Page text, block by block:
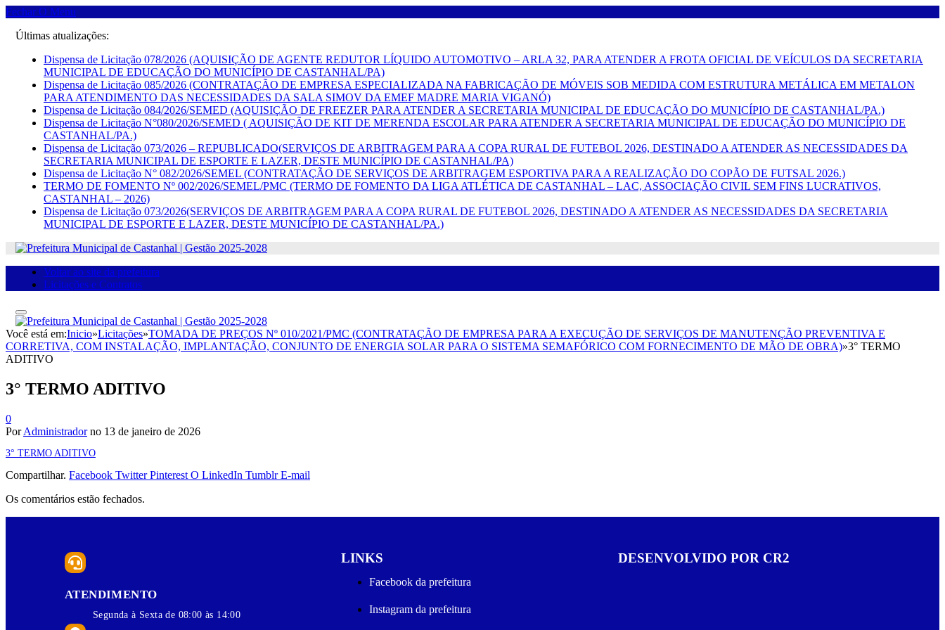
Fechar O Menu
Últimas atualizações:
Dispensa de Licitação 078/2026 (AQUISIÇÃO DE AGENTE REDUTOR LÍQUIDO AUTOMOTIVO – ARLA 32, PARA ATENDER A FROTA OFICIAL DE VEÍCULOS DA SECRETARIA
MUNICIPAL DE EDUCAÇÃO DO MUNICÍPIO DE CASTANHAL/PA)
Dispensa de Licitação 085/2026 (CONTRATAÇÃO DE EMPRESA ESPECIALIZADA NA FABRICAÇÃO DE MÓVEIS SOB MEDIDA COM ESTRUTURA METÁLICA EM METALON
PARA ATENDIMENTO DAS NECESSIDADES DA SALA SIMOV DA EMEF MADRE MARIA VIGANÓ)
Dispensa de Licitação 084/2026/SEMED (AQUISIÇÃO DE FREEZER PARA ATENDER A SECRETARIA MUNICIPAL DE EDUCAÇÃO DO MUNICÍPIO DE CASTANHAL/PA.)
Dispensa de Licitação N°080/2026/SEMED ( AQUISIÇÃO DE KIT DE MERENDA ESCOLAR PARA ATENDER A SECRETARIA MUNICIPAL DE EDUCAÇÃO DO MUNICÍPIO DE
CASTANHAL/PA.)
Dispensa de Licitação 073/2026 – REPUBLICADO(SERVIÇOS DE ARBITRAGEM PARA A COPA RURAL DE FUTEBOL 2026, DESTINADO A ATENDER AS NECESSIDADES DA
SECRETARIA MUNICIPAL DE ESPORTE E LAZER, DESTE MUNICÍPIO DE CASTANHAL/PA)
Dispensa de Licitação N° 082/2026/SEMEL (CONTRATAÇÃO DE SERVIÇOS DE ARBITRAGEM ESPORTIVA PARA A REALIZAÇÃO DO COPÃO DE FUTSAL 2026.)
TERMO DE FOMENTO Nº 002/2026/SEMEL/PMC (TERMO DE FOMENTO DA LIGA ATLÉTICA DE CASTANHAL – LAC, ASSOCIAÇÃO CIVIL SEM FINS LUCRATIVOS,
CASTANHAL – 2026)
Dispensa de Licitação 073/2026(SERVIÇOS DE ARBITRAGEM PARA A COPA RURAL DE FUTEBOL 2026, DESTINADO A ATENDER AS NECESSIDADES DA SECRETARIA
MUNICIPAL DE ESPORTE E LAZER, DESTE MUNICÍPIO DE CASTANHAL/PA.)
Voltar ao site da prefeitura
Licitações e Contratos
Você está em:Inicio»Licitações»TOMADA DE PREÇOS Nº 010/2021/PMC (CONTRATAÇÃO DE EMPRESA PARA A EXECUÇÃO DE SERVIÇOS DE MANUTENÇÃO PREVENTIVA E
CORRETIVA, COM INSTALAÇÃO, IMPLANTAÇÃO, CONJUNTO DE ENERGIA SOLAR PARA O SISTEMA SEMAFÓRICO COM FORNECIMENTO DE MÃO DE OBRA)»3° TERMO
ADITIVO
3° TERMO ADITIVO
0
PorAdministrador no 13 de janeiro de 2026
3° TERMO ADITIVO
Compartilhar. Facebook Twitter Pinterest O LinkedIn Tumblr E-mail
Os comentários estão fechados.
ATENDIMENTO
Segunda à Sexta de 08:00 às 14:00
LINKS
Facebook da prefeitura
Instagram da prefeitura
DESENVOLVIDO POR CR2